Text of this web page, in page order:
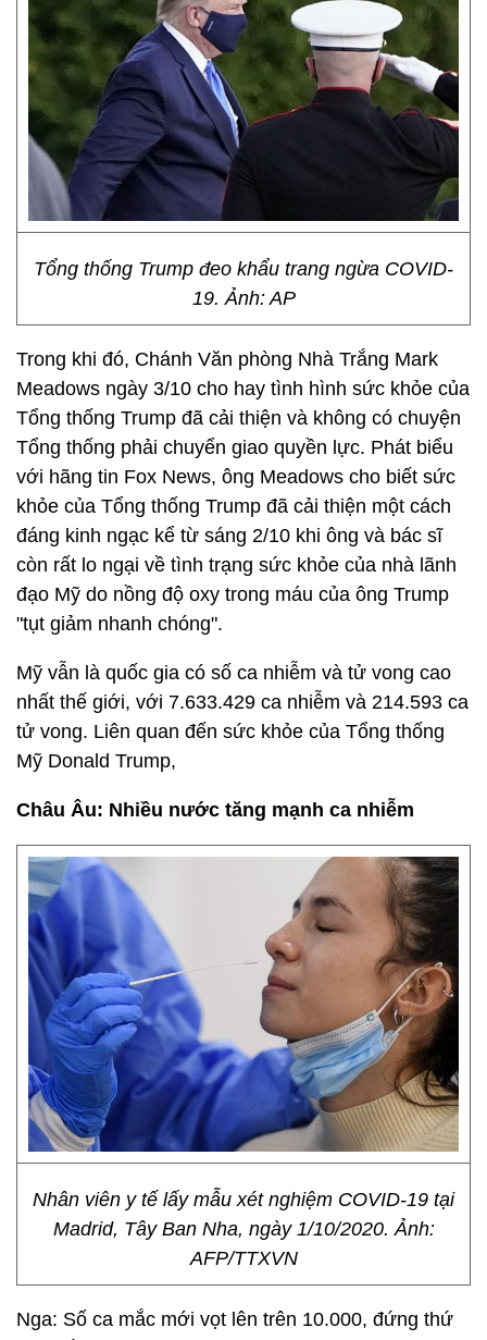
Tổng thống Trump đeo khẩu trang ngừa COVID-
19. Ảnh: AP
Trong khi đó, Chánh Văn phòng Nhà Trắng Mark
Meadows ngày 3/10 cho hay tình hình sức khỏe của
Tổng thống Trump đã cải thiện và không có chuyện
Tổng thống phải chuyển giao quyền lực. Phát biểu
với hãng tin Fox News, ông Meadows cho biết sức
khỏe của Tổng thống Trump đã cải thiện một cách
đáng kinh ngạc kể từ sáng 2/10 khi ông và bác sĩ
còn rất lo ngại về tình trạng sức khỏe của nhà lãnh
đạo Mỹ do nồng độ oxy trong máu của ông Trump
"tụt giảm nhanh chóng".
Mỹ vẫn là quốc gia có số ca nhiễm và tử vong cao
nhất thế giới, với 7.633.429 ca nhiễm và 214.593 ca
tử vong. Liên quan đến sức khỏe của Tổng thống
Mỹ Donald Trump,
Châu Âu: Nhiều nước tăng mạnh ca nhiễm
Nhân viên y tế lấy mẫu xét nghiệm COVID-19 tại
Madrid, Tây Ban Nha, ngày 1/10/2020. Ảnh:
AFP/TTXVN
Nga: Số ca mắc mới vọt lên trên 10.000, đứng thứ